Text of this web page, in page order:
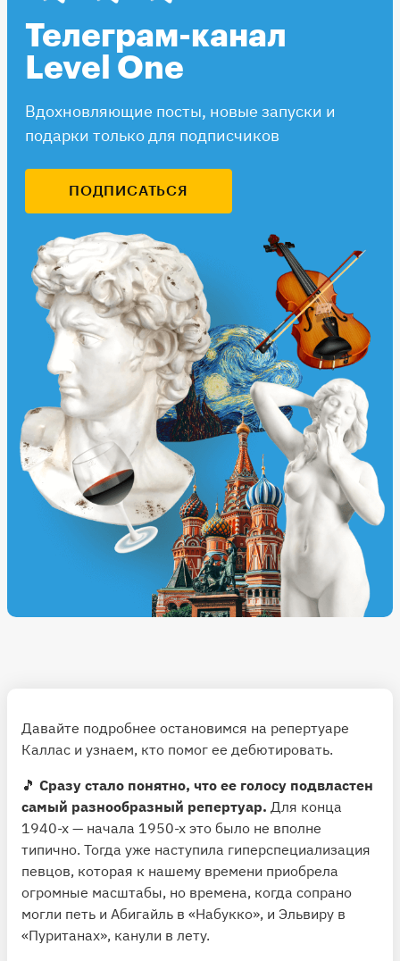
Телеграм-канал
Level One
Вдохновляющие посты, новые запуски и
подарки только для подписчиков
ПОДПИСАТЬСЯ
Давайте подробнее остановимся на репертуаре
Каллас и узнаем, кто помог ее дебютировать.
🎵 Сразу стало понятно, что ее голосу подвластен
самый разнообразный репертуар. Для конца
1940-х — начала 1950-х это было не вполне
типично. Тогда уже наступила гиперспециализация
певцов, которая к нашему времени приобрела
огромные масштабы, но времена, когда сопрано
могли петь и Абигайль в «Набукко», и Эльвиру в
«Пуританах», канули в лету.